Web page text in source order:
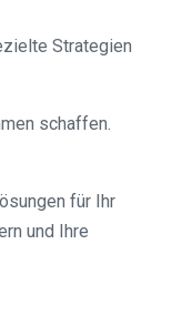
Strategien
schaffen.
für Ihr
und Ihre